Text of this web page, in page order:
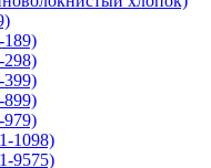
189)
298)
399)
899)
979)
1098)
9575)